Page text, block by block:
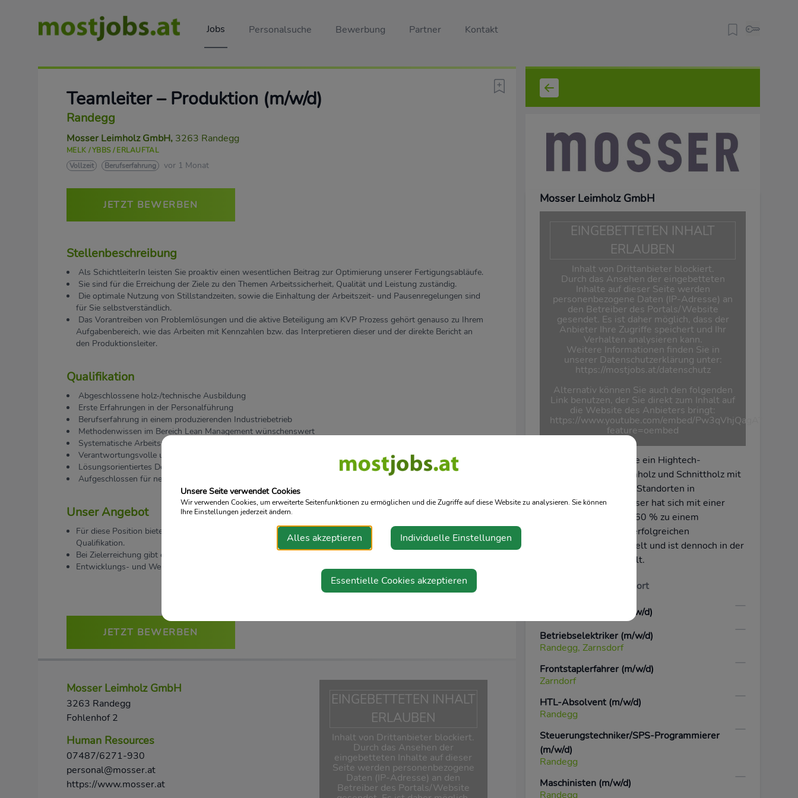
Jobs Personalsuche Bewerbung Partner Kontakt
Teamleiter – Produktion (m/w/d)
Randegg
Mosser Leimholz GmbH, 3263 Randegg
MELK / YBBS / ERLAUFTAL
Vollzeit
Berufserfahrung vor 1 Monat
JETZT BEWERBEN
Stellenbeschreibung
Als SchichtleiterIn leisten Sie proaktiv einen wesentlichen Beitrag zur Optimierung unserer Fertigungsabläufe.
Sie sind für die Erreichung der Ziele zu den Themen Arbeitssicherheit, Qualität und Leistung zuständig.
Die optimale Nutzung von Stillstandzeiten, sowie die Einhaltung der Arbeitszeit- und Pausenregelungen sind
für Sie selbstverständlich.
Das Vorantreiben von Problemlösungen und die aktive Beteiligung am KVP Prozess gehört genauso zu Ihrem
Aufgabenbereich, wie das Arbeiten mit Kennzahlen bzw. das Interpretieren dieser und der direkte Bericht an
den Produktionsleiter.
Qualifikation
Abgeschlossene holz-/technische Ausbildung
Erste Erfahrungen in der Personalführung
Berufserfahrung in einem produzierenden Industriebetrieb
Methodenwissen im Bereich Lean Management wünschenswert
Systematische Arbeitsweise und Koordinationsfähigkeit
Verantwortungsvolle und kommunikative Persönlichkeit
Lösungsorientiertes Denken und Handeln
Aufgeschlossen für neue Ideen und Veränderungsprozesse
Unser Angebot
Für diese Position bieten wir Ihnen einen Stundenlohn lt. KV mit der Bereitschaft zur Überzahlung je nach
Qualifikation.
Bei Zielerreichung gibt es Leistungsprämien
Entwicklungs- und Weiterbildungsmöglichkeiten in einem international tätigen Unternehmen
JETZT BEWERBEN
Mosser Leimholz GmbH
3263 Randegg
Fohlenhof 2
Human Resources
07487/6271-930
personal@mosser.at
https://www.mosser.at
EINGEBETTETEN INHALT
ERLAUBEN
Inhalt von Drittanbieter blockiert.
Durch das Ansehen der
eingebetteten Inhalte auf dieser
Seite werden personenbezogene
Daten (IP-Adresse) an den
Betreiber des Portals/Website
Mosser Leimholz GmbH
EINGEBETTETEN INHALT
ERLAUBEN
Inhalt von Drittanbieter blockiert.
Durch das Ansehen der eingebetteten
Inhalte auf dieser Seite werden
personenbezogene Daten (IP-Adresse) an
den Betreiber des Portals/Website
gesendet. Es ist daher möglich, dass der
Anbieter Ihre Zugriffe speichert und Ihr
Verhalten analysieren kann.
Weitere Informationen finden Sie in
unserer Datenschutzerklärung unter:
https://mostjobs.at/datenschutz
Alternativ können Sie auch den folgenden
Link benutzen, der Sie direkt zum Inhalt auf
die Website des Anbieters bringt:
https://www.youtube.com/embed/Pw3qVhjQagA?
feature=oembed
1924 gegründet, heute ein Hightech-
Unternehmen für Leimholz und Schnittholz mit
235 Mitarbeitern an 3 Standorten in
Niederösterreich. Mosser hat sich mit einer
Exportquote von rund 60 % zu einem
international äußerst erfolgreichen
Unternehmen entwickelt und ist dennoch in der
Region stark verwurzelt.
weitere Jobs am Standort
Betriebsschlosser (m/w/d)
Betriebselektriker (m/w/d)
Randegg, Zarnsdorf
Frontstaplerfahrer (m/w/d)
Zarndorf
HTL-Absolvent (m/w/d)
Randegg
Steuerungstechniker/SPS-Programmierer
(m/w/d)
Randegg
Maschinisten (m/w/d)
Randegg
Unsere Seite verwendet Cookies
Wir verwenden Cookies, um erweiterte Seitenfunktionen zu ermöglichen und die Zugriffe auf diese Website zu analysieren. Sie können
Ihre Einstellungen jederzeit ändern.
Alles akzeptieren Individuelle Einstellungen
Essentielle Cookies akzeptieren